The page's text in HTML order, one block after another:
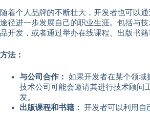
随着个人品牌的不断壮大，开发者也可以
途径进一步发展自己的职业生涯。包括与
品开发，或者通过举办在线课程、出版书籍
方法：
与公司合作： 如果开发者在某个领域
技术公司可能会邀请其进行技术顾问
发。
出版课程和书籍： 开发者可以利用自